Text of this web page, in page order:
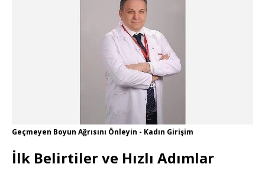
Geçmeyen Boyun Ağrısını Önleyin - Kadın Girişim
İlk Belirtiler ve Hızlı Adımlar